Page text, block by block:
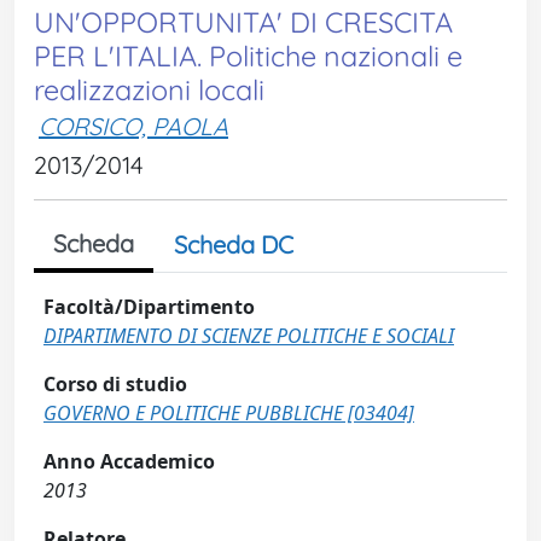
UN'OPPORTUNITA' DI CRESCITA
PER L'ITALIA. Politiche nazionali e
realizzazioni locali
CORSICO, PAOLA
2013/2014
Scheda Scheda DC
Facoltà/Dipartimento
DIPARTIMENTO DI SCIENZE POLITICHE E SOCIALI
Corso di studio
GOVERNO E POLITICHE PUBBLICHE [03404]
Anno Accademico
2013